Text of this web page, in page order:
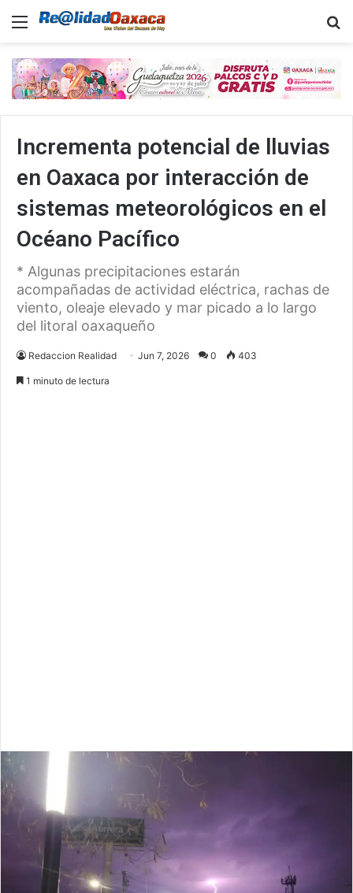
Menu
Incrementa potencial de lluvias
en Oaxaca por interacción de
sistemas meteorológicos en el
Océano Pacífico
* Algunas precipitaciones estarán
acompañadas de actividad eléctrica, rachas de
viento, oleaje elevado y mar picado a lo largo
del litoral oaxaqueño
Redaccion Realidad Jun 7, 2026 0 403
1 minuto de lectura